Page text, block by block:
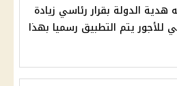
جنيه هدية الدولة بقرار رئاسي زيادة
للأجور يتم التطبيق رسميا بهذا